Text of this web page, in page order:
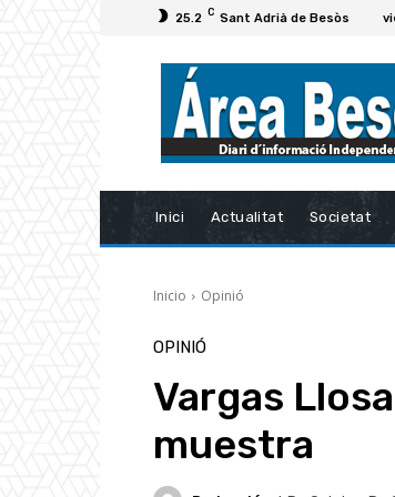
25.2 C Sant Adrià de Besòs
Inici Actualitat Societat
Inicio Opinió
OPINIÓ
Vargas
muestra